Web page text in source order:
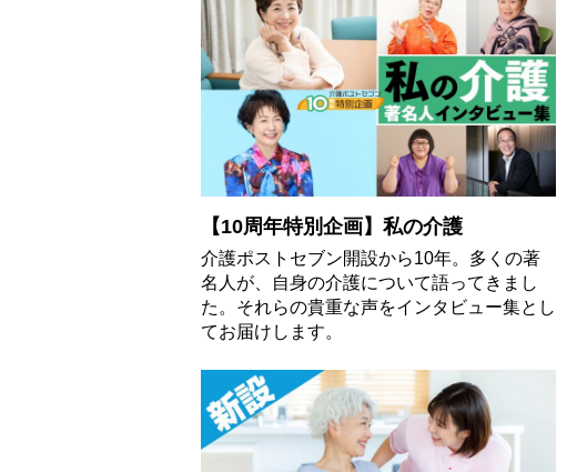
【10周年特別企画】私の介護
介護ポストセブン開設から10年。多くの著
名人が、自身の介護について語ってきまし
た。それらの貴重な声をインタビュー集とし
てお届けします。